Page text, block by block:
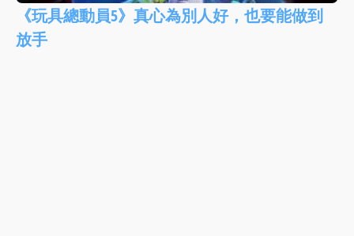
《玩具總動員5》真心為別人好，也要能做到
放手